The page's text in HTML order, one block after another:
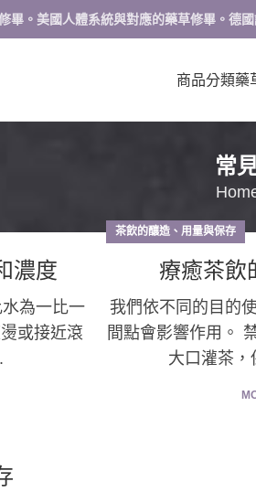
畢。美國人體系統與對應的藥草修畢。德
商品分類藥
常
濃度
為一比一
或接近滾
茶飲的釀造、用量與保存
療癒茶飲
我們依不同的目的
間點會影響作用。
大口灌茶，